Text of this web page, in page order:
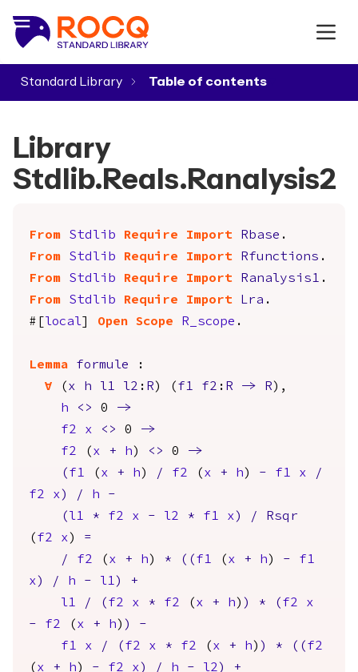
Standard Library
Library
Stdlib.Reals.Ranalysis2
From Stdlib Require Import Rbase .
From
Stdlib Require Import Rfunctions .
From
Stdlib Require Import Ranalysis1 .
From
Stdlib Require Import Lra .
#[
local Open Scope R_scope .
Lemma formule :
forall ( x h l1 l2 : R ) ( f1 f2 : R -> R ),
h
<> 0 ->
f2
x <> 0 ->
f2 ( x + h ) <> 0 ->
( f1 ( x + h ) / f2 ( x + h ) - f1 x
/
f2
x ) / h
-
( l1 * f2 x - l2 * f1 x ) /
Rsqr
( f2 x ) =
/
f2 ( x + h ) * ( ( f1 ( x + h ) -
f1
x ) / h - l1 )
+
l1
/ ( f2 x * f2 ( x + h ) ) * ( f2
x
-
f2 ( x + h ) )
-
f1
x / ( f2 x * f2 ( x + h ) ) * ( ( f2
( x + h ) - f2 x ) / h - l2 )
+